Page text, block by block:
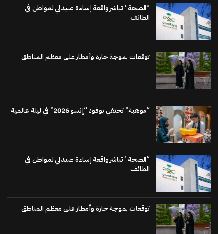
“الصحة” تباشر واقعة إساءة صيدلي لمواطن في
الطائف
توقعات بموجة حارة وأمطار على معظم المناطق
“موهبة” تحتفي بوفود “إنسو 2026” في ليلة عالمية
“الصحة” تباشر واقعة إساءة صيدلي لمواطن في
الطائف
توقعات بموجة حارة وأمطار على معظم المناطق